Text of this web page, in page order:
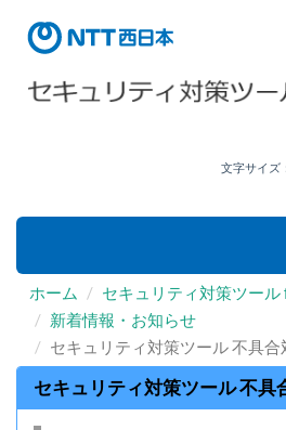
文字サイズ：
ホーム
セキュリティ対策ツール
新着情報・お知らせ
セキュリティ対策ツール 不具合
セキュリティ対策ツール 不具